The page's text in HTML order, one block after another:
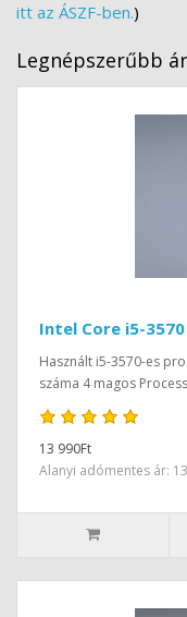
itt az ÁSZF-ben.)
Legnépszerűbb
Intel Core i5-3570
Használt i5-3570-es
száma 4 magos
13 990Ft
Alanyi adómentes ár: